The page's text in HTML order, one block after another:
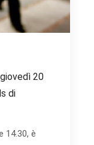
20
di
14.30, è